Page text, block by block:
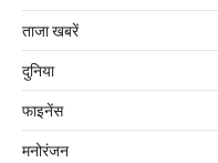
ताजा खबरें
दुनिया
फाइनेंस
मनोरंजन